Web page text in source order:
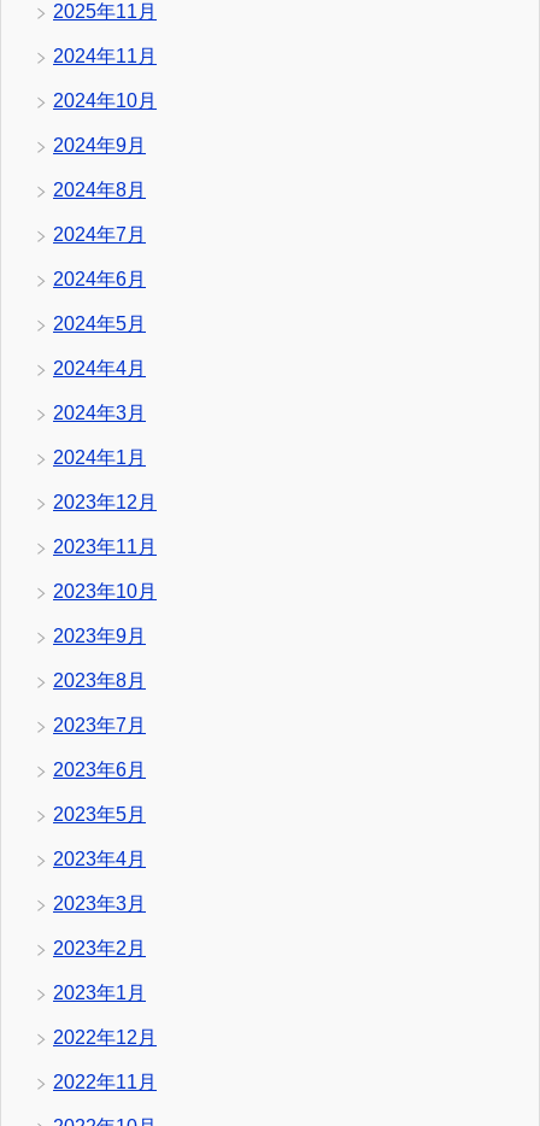
2025年11月
2024年11月
2024年10月
2024年9月
2024年8月
2024年7月
2024年6月
2024年5月
2024年4月
2024年3月
2024年1月
2023年12月
2023年11月
2023年10月
2023年9月
2023年8月
2023年7月
2023年6月
2023年5月
2023年4月
2023年3月
2023年2月
2023年1月
2022年12月
2022年11月